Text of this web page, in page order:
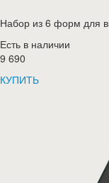
Набор из 6 форм для
Есть в наличии
9 690
КУПИТЬ